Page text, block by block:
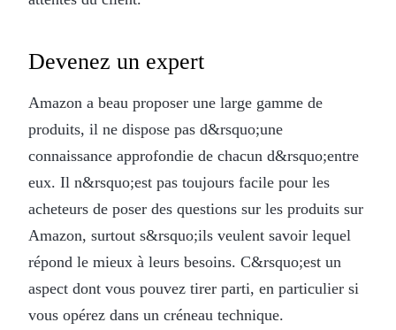
Devenez un expert
Amazon a beau proposer une large gamme de
produits, il ne dispose pas d&rsquo;une
connaissance approfondie de chacun d&rsquo;entre
eux. Il n&rsquo;est pas toujours facile pour les
acheteurs de poser des questions sur les produits sur
Amazon, surtout s&rsquo;ils veulent savoir lequel
répond le mieux à leurs besoins. C&rsquo;est un
aspect dont vous pouvez tirer parti, en particulier si
vous opérez dans un créneau technique.